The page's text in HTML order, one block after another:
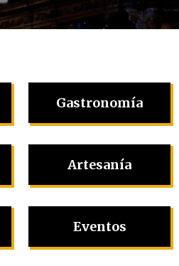
Gastronomía
Artesanía
Eventos